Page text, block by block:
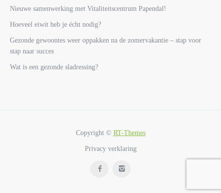
Nieuwe samenwerking met Vitaliteitscentrum Papendal!
Hoeveel eiwit heb je écht nodig?
Gezonde gewoontes weer oppakken na de zomervakantie – stap voor
stap naar succes
Wat is een gezonde sladressing?
Copyright © RT-Themes
Privacy verklaring